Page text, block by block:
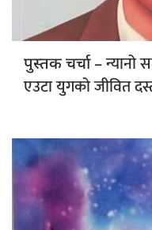
पुस्तक चर्चा– न्यानो
एउटा युगको जीवित